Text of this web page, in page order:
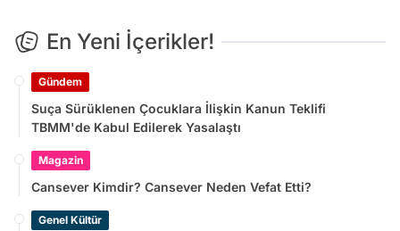
En Yeni İçerikler!
Gündem
Suça Sürüklenen Çocuklara İlişkin Kanun Teklifi
TBMM'de Kabul Edilerek Yasalaştı
Magazin
Cansever Kimdir? Cansever Neden Vefat Etti?
Genel Kültür